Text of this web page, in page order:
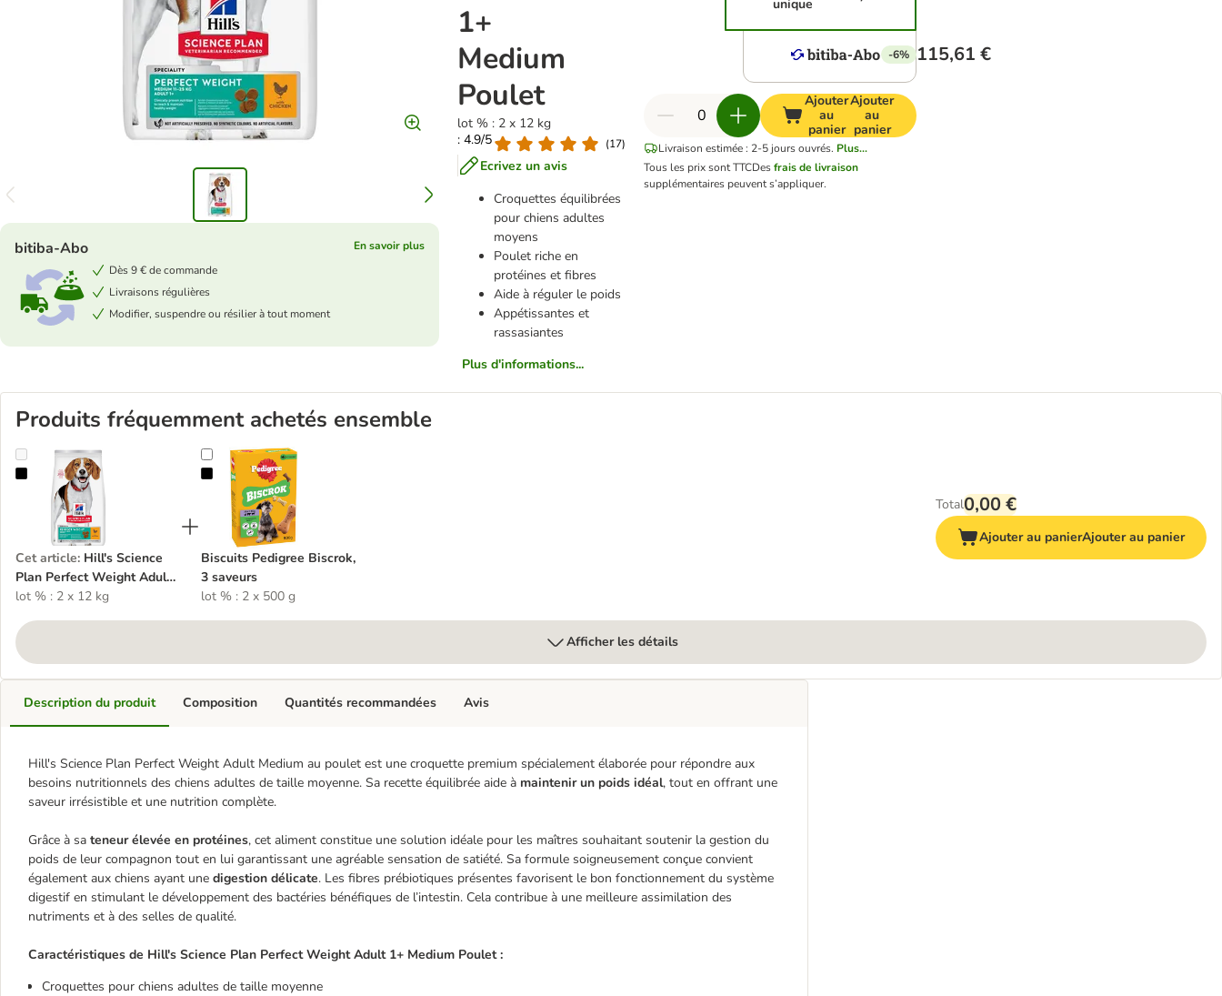
1+
Medium
Poulet
lot % : 2 x 12 kg
: 4.9/5
(17)
Ecrivez un avis
Croquettes équilibrées
pour chiens adultes
moyens
Poulet riche en
protéines et fibres
Aide à réguler le poids
Appétissantes et
rassasiantes
Plus d'informations...
bitiba-Abo
En savoir plus
Dès 9 € de commande
Livraisons régulières
Modifier, suspendre ou résilier à tout moment
unique
-6% 115,61 €
Ajouter
au
panier
Ajouter
au
panier
Livraison estimée : 2-5 jours ouvrés. Plus...
Tous les prix sont TTCDesfrais de livraison
supplémentaires peuvent s’appliquer.
Produits fréquemment achetés ensemble
Hill's Science Plan Perfect Weight Adult 1+ Medium Poulet
Cet article: Hill's Science
Plan Perfect Weight Adult
1+ Medium Poulet
lot % : 2 x 12 kg
Biscuits Pedigree Biscrok, 3 saveurs
Biscuits Pedigree Biscrok,
3 saveurs
lot % : 2 x 500 g
Total0,00 €
Ajouter au panierAjouter au panier
Afficher les détails
Description du produit
Hill's Science Plan Perfect Weight Adult Medium au poulet est une croquette premium spécialement élaborée pour répondre aux
besoins nutritionnels des chiens adultes de taille moyenne. Sa recette équilibrée aide à maintenir un poids idéal, tout en offrant une
saveur irrésistible et une nutrition complète.
Grâce à sa teneur élevée en protéines, cet aliment constitue une solution idéale pour les maîtres souhaitant soutenir la gestion du
poids de leur compagnon tout en lui garantissant une agréable sensation de satiété. Sa formule soigneusement conçue convient
également aux chiens ayant une digestion délicate. Les fibres prébiotiques présentes favorisent le bon fonctionnement du système
digestif en stimulant le développement des bactéries bénéfiques de l’intestin. Cela contribue à une meilleure assimilation des
nutriments et à des selles de qualité.
Caractéristiques de Hill's Science Plan Perfect Weight Adult 1+ Medium Poulet :
Croquettes pour chiens adultes de taille moyenne
Composition Quantités recommandées Avis